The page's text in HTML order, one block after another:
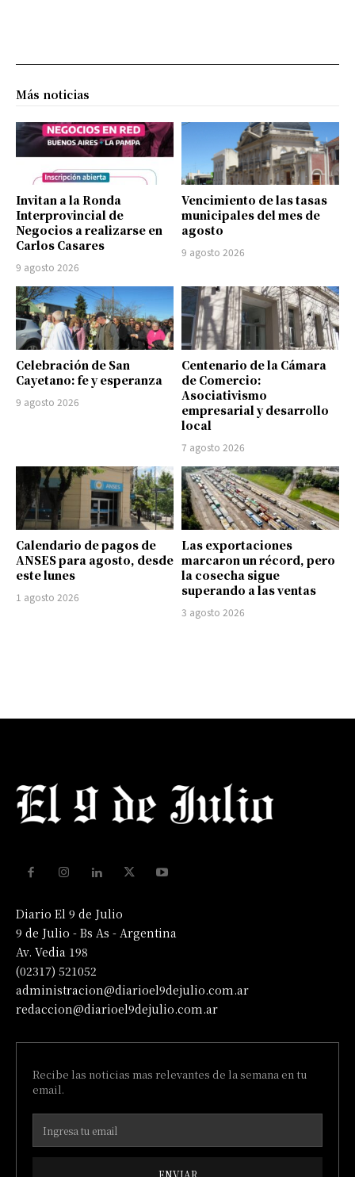
Más noticias
Invitan a la Ronda
Interprovincial de
Negocios a realizarse en
Carlos Casares
9 agosto 2026
Vencimiento de las tasas
municipales del mes de
agosto
9 agosto 2026
Celebración de San
Cayetano: fe y esperanza
9 agosto 2026
Centenario de la Cámara
de Comercio:
Asociativismo
empresarial y desarrollo
local
7 agosto 2026
Calendario de pagos de
ANSES para agosto, desde
este lunes
1 agosto 2026
Las exportaciones
marcaron un récord, pero
la cosecha sigue
superando a las ventas
3 agosto 2026
Diario El 9 de Julio
9 de Julio - Bs As - Argentina
Av. Vedia 198
(02317) 521052
administracion@diarioel9dejulio.com.ar
redaccion@diarioel9dejulio.com.ar
Recibe las noticias mas relevantes de la semana en tu
email.
ENVIAR